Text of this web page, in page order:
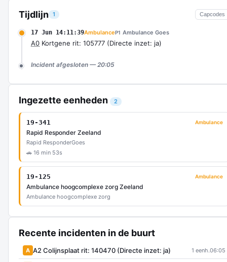
Tijdlijn 1 Capcodes
17 Jun 14:11:39AmbulanceP1 Ambulance Goes
A0 Kortgene rit: 105777 (Directe inzet: ja)
Incident afgesloten — 20:05
Ingezette eenheden 2
19-341 Ambulance
Rapid Responder Zeeland
Rapid ResponderGoes
🚗 16 min 53s
19-125 Ambulance
Ambulance hoogcomplexe zorg Zeeland
Ambulance hoogcomplexe zorg
Recente incidenten in de buurt
A A2 Colijnsplaat rit: 140470 (Directe inzet: ja) 1 eenh.06:05